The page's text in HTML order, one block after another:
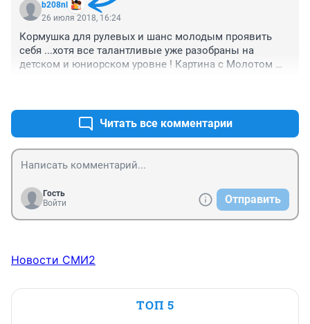
Рыболовлева привлечь, на "Монако" деньги нашёл
же, а там бюджет в сравнении с "Амкаром" просто
космический!!! Было бы желание..
b208nl
26 июля 2018, 16:24
Кормушка для рулевых и шанс молодым проявить
себя ...хотя все талантливые уже разобраны на
детском и юниорском уровне ! Картина с Молотом
Читать все комментарии
Гость
Войти
Отправить
Новости СМИ2
ТОП 5